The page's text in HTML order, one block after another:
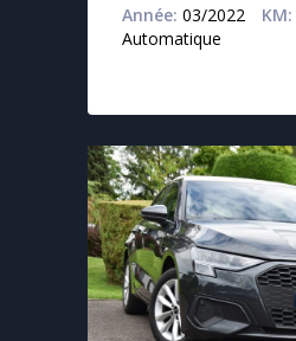
Année: 03/2022 KM:
Automatique